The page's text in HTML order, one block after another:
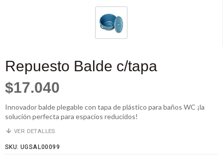
Repuesto Balde c/tapa
$17.040
Innovador balde plegable con tapa de plástico para baños WC ¡la
solución perfecta para espacios reducidos!
VER DETALLES
SKU: UGSAL00099